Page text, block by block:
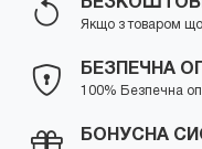
Якщо з товаром
БЕЗПЕЧНА
100% Безпечна
БОНУСНА